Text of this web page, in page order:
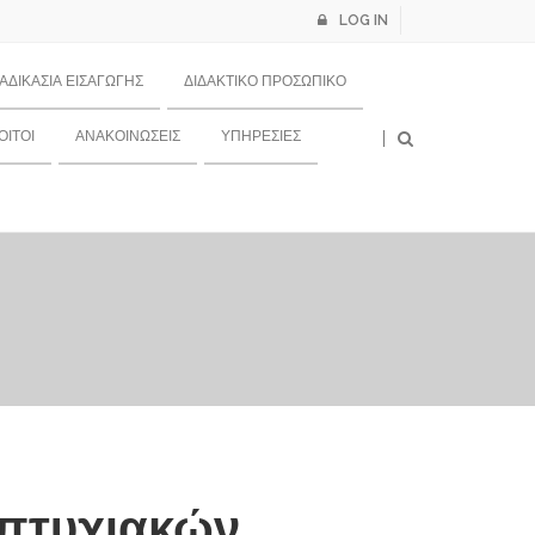
LOG IN
ΕΙΣΑΓΩΓΉΣ ΔΙΔΑΚΤΙΚΌ ΠΡΟΣΩΠΙΚΌ
ΑΝΑΚΟΙΝΏΣΕΙΣ ΥΠΗΡΕΣΊΕΣ ×